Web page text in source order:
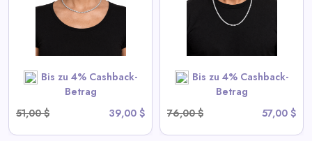
Bis zu 4% Cashback-
Betrag
51,00 $
39,00 $
Bis zu 4% Cashback-
Betrag
76,00 $
57,00 $
View All Miles Deals